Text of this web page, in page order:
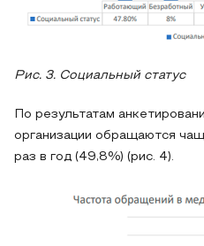
Рис. 3. Социальный статус
По результатам
организации обращаются
раз в год (49,8%) (рис. 4).